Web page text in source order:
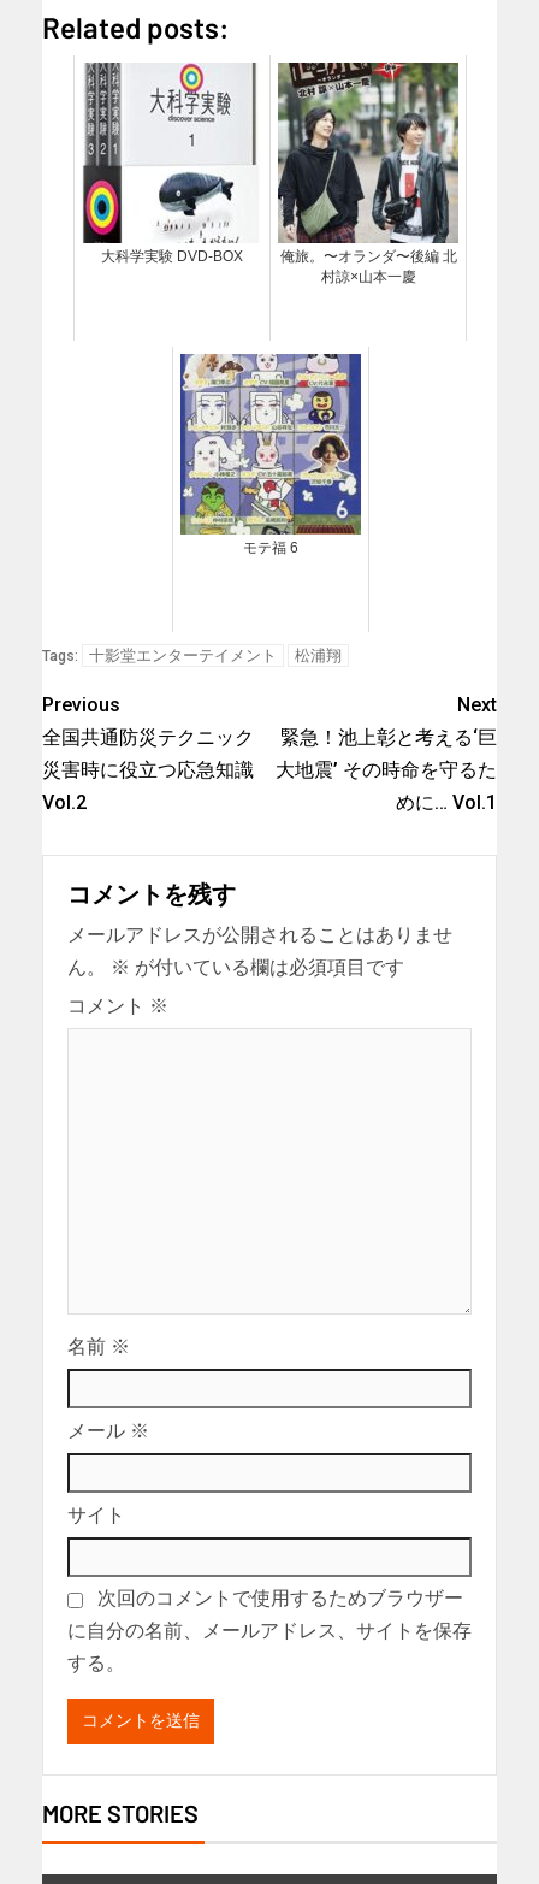
Related posts:
大科学実験 DVD-BOX
俺旅。〜オランダ〜後編 北
村諒×山本一慶
モテ福 6
Tags: 十影堂エンターテイメント 松浦翔
Previous
全国共通防災テクニック
災害時に役立つ応急知識
Vol.2
Next
緊急！池上彰と考える‘巨
大地震’ その時命を守るた
めに… Vol.1
コメントを残す
メールアドレスが公開されることはありませ
ん。
※ が付いている欄は必須項目です
コメント ※
名前 ※
メール ※
サイト
次回のコメントで使用するためブラウザー
に自分の名前、メールアドレス、サイトを保存
する。
MORE STORIES